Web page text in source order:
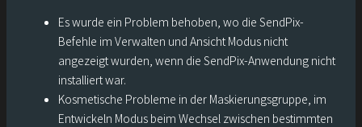
Es wurde ein Problem behoben, wo die SendPix-
Befehle im Verwalten und Ansicht Modus nicht
angezeigt wurden, wenn die SendPix-Anwendung nicht
installiert war.
Kosmetische Probleme in der Maskierungsgruppe, im
Entwickeln Modus beim Wechsel zwischen bestimmten